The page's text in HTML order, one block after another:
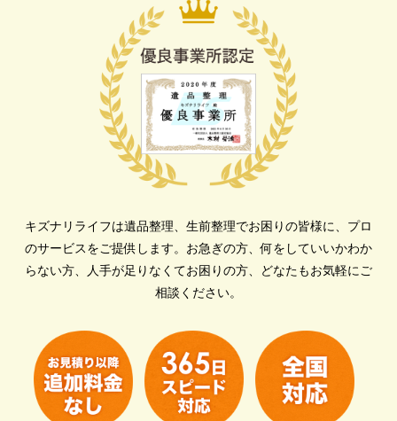
キズナリライフは遺品整理、生前整理でお困りの皆様に、プロ
のサービスをご提供します。 お急ぎの方、何をしていいかわか
らない方、人手が足りなくてお困りの方、どなたもお気軽にご
相談ください。